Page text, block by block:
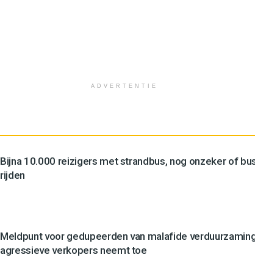
ADVERTENTIE
Bijna 10.000 reizigers met strandbus, nog onzeker of
rijden
Meldpunt voor gedupeerden van malafide
agressieve verkopers neemt toe